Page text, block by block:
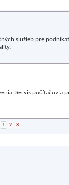
služieb pre
Servis počítačov a
1 2 3